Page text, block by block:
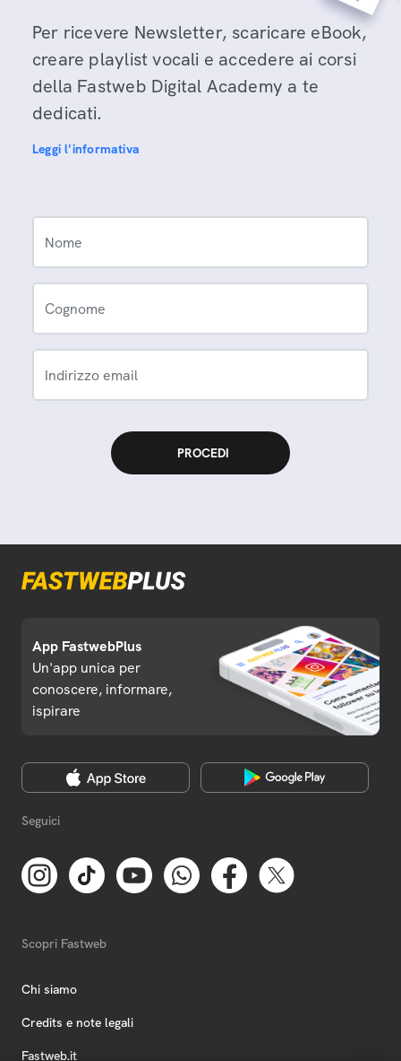
Per ricevere Newsletter, scaricare eBook,
creare playlist vocali e accedere ai corsi
della Fastweb Digital Academy a te
dedicati.
Leggi l'informativa
Nome
Cognome
Indirizzo email
App FastwebPlus
Un'app unica per
conoscere, informare,
ispirare
Seguici
Scopri Fastweb
Chi siamo
Credits e note legali
Fastweb.it